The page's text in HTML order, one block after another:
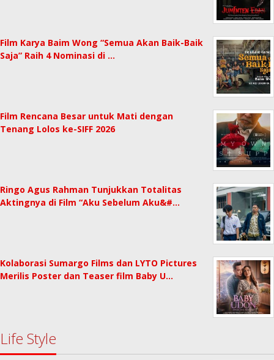
Film Karya Baim Wong “Semua Akan Baik-Baik
Saja” Raih 4 Nominasi di …
Film Rencana Besar untuk Mati dengan
Tenang Lolos ke-SIFF 2026
Ringo Agus Rahman Tunjukkan Totalitas
Aktingnya di Film “Aku Sebelum Aku&#…
Kolaborasi Sumargo Films dan LYTO Pictures
Merilis Poster dan Teaser film Baby U…
Life Style